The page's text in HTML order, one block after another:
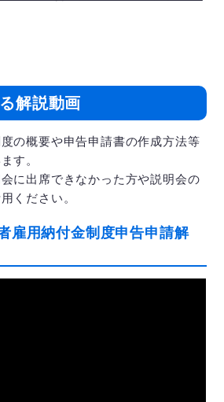
解説動画
の概要や申告申請書の作成方法等
す。
に出席できなかった方や説明会の
ください。
雇用納付金制度申告申請解